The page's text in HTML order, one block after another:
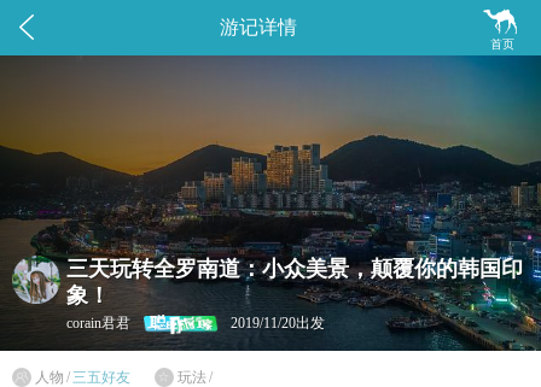
 
首页
游记详情
三天玩转全罗南道：小众美景，颠覆你的韩国印
象！
corain君君 2019/11/20出发
 人物 / 三五好友  玩法 /